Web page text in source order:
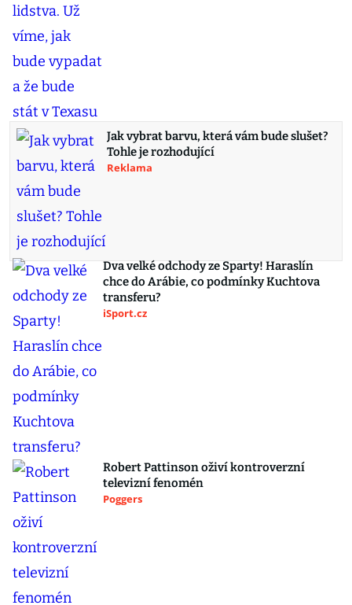
Jak vybrat barvu, která vám bude slušet?
Tohle je rozhodující
Reklama
Dva velké odchody ze Sparty! Haraslín
chce do Arábie, co podmínky Kuchtova
transferu?
iSport.cz
Robert Pattinson oživí kontroverzní
televizní fenomén
Poggers